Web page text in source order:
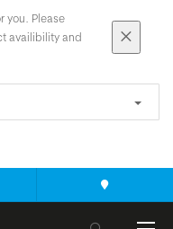
you. Please
availibility and